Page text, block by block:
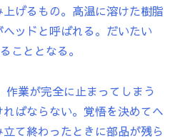
げるもの。高温に溶けた樹脂
ッドと呼ばれる。だいたい
こととなる。
作業が完全に止まってしまう
ばならない。覚悟を決めてヘ
て終わったときに部品が残ら